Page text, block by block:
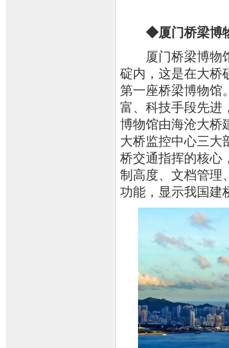
◆厦门桥梁博
厦门桥梁博物馆
碇内，这是在大桥
第一座桥梁博物馆
富、科技手段先进
博物馆由海沧大桥
大桥监控中心三大
桥交通指挥的核心
制高度、文档管理
功能，显示我国建